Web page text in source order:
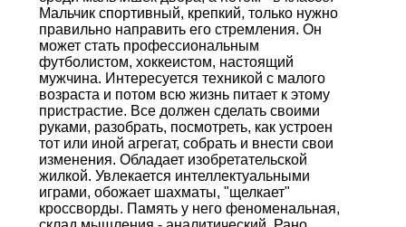
Мальчик спортивный, крепкий, только нужно
правильно направить его стремления. Он
может стать профессиональным
футболистом, хоккеистом, настоящий
мужчина. Интересуется техникой с малого
возраста и потом всю жизнь питает к этому
пристрастие. Все должен сделать своими
руками, разобрать, посмотреть, как устроен
тот или иной агрегат, собрать и внести свои
изменения. Обладает изобретательской
жилкой. Увлекается интеллектуальными
играми, обожает шахматы, "щелкает"
кроссворды. Память у него феноменальная,